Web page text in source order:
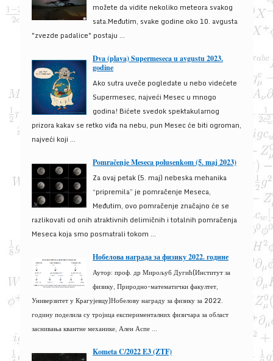
možete da vidite nekoliko meteora svakog
sata.Međutim, svake godine oko 10. avgusta
"zvezde padalice" postaju ...
Dva (plava) Supermeseca u avgustu 2023.
godine
Ako sutra uveče pogledate u nebo videćete
Supermesec, najveći Mesec u mnogo
godina! Bićete svedok spektakularnog
prizora kakav se retko viđa na nebu, pun Mesec će biti ogroman,
najveći koji ...
Pomračenje Meseca polusenkom (5. maj 2023)
Za ovaj petak (5. maj) nebeska mehanika
“pripremila” je pomračenje Meseca,
Međutim, ovo pomračenje značajno će se
razlikovati od onih atraktivnih delimičnih i totalnih pomračenja
Meseca koja smo posmatrali tokom ...
Нобелова награда за физику 2022. године
Аутор: проф. др Мирољуб Дугић(Институт за
физику, Природно-математички факултет,
Универзитет у Крагујевцу)Нобелову награду за физику за 2022.
годину поделила су тројица експерименталних физичара за област
заснивања квантне механике, Ален Аспе ...
Kometa C/2022 E3 (ZTF)